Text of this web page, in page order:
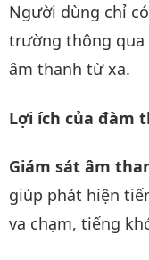
Người dùng chỉ
trường thông
âm thanh từ xa.
Lợi ích của đàm
Giám sát âm
giúp phát hiện
va chạm, tiếng